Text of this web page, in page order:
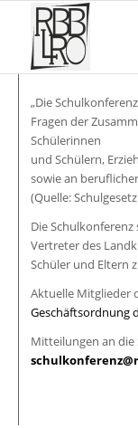
„Die
Fragen der
Schülerinnen
und Schülern,
sowie an
(Quelle:
Die
Vertreter des
Schüler und Eltern
Aktuelle Mitglieder
Geschäftsordnung
Mitteilungen an die